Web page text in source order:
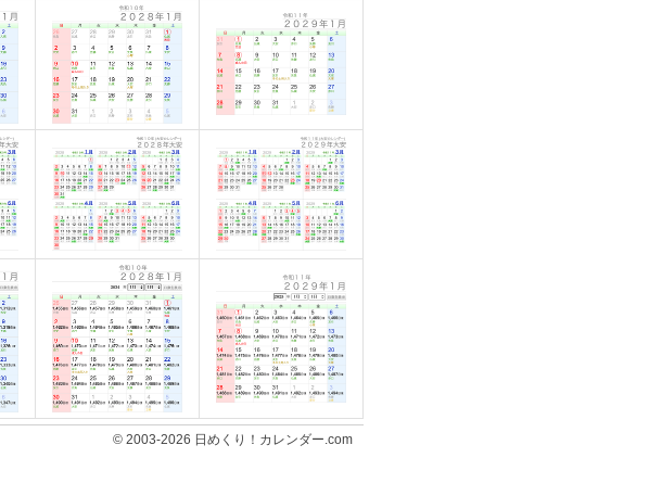
© 2003-2026 日めくり！カレンダー.com